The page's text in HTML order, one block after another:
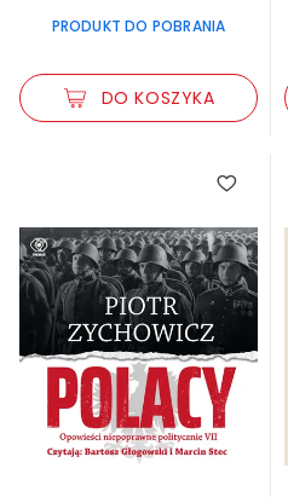
PRODUKT DO POBRANIA
DO KOSZYKA